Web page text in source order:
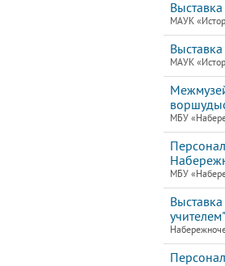
МАУК
МАУК
МБУ
МБУ